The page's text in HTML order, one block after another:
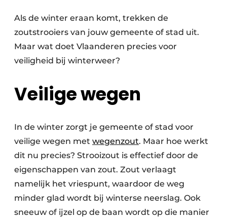
Vacatures
Video’s
Aanmelden
Bedrijven
Beton & Staalbouw
BIM
Dak & Gevel
Houtbouw
HVAC
Interieurarchitectuur
Als de winter eraan komt, trekken de
zoutstrooiers van jouw gemeente of stad uit.
Maar wat doet Vlaanderen precies voor
veiligheid bij winterweer?
Veilige wegen
In de winter zorgt je gemeente of stad voor
veilige wegen met wegenzout. Maar hoe werkt
dit nu precies? Strooizout is effectief door de
eigenschappen van zout. Zout verlaagt
namelijk het vriespunt, waardoor de weg
minder glad wordt bij winterse neerslag. Ook
sneeuw of ijzel op de baan wordt op die manier